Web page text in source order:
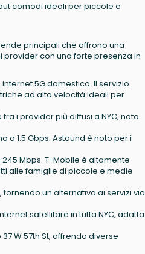
comodi ideali per piccole e
principali che offrono una
provider con una forte presenza in
5G domestico. Il servizio
ad alta velocità ideali per
i provider più diffusi a NYC, noto
a 1.5 Gbps. Astound è noto per i
Mbps. T-Mobile è altamente
alle famiglie di piccole e medie
fornendo un'alternativa ai servizi via
satellitare in tutta NYC, adatta
W 57th St, offrendo diverse